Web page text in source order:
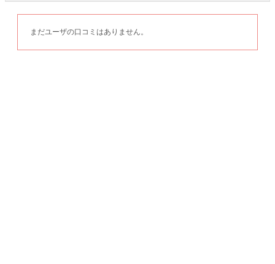
まだユーザの口コミはありません。